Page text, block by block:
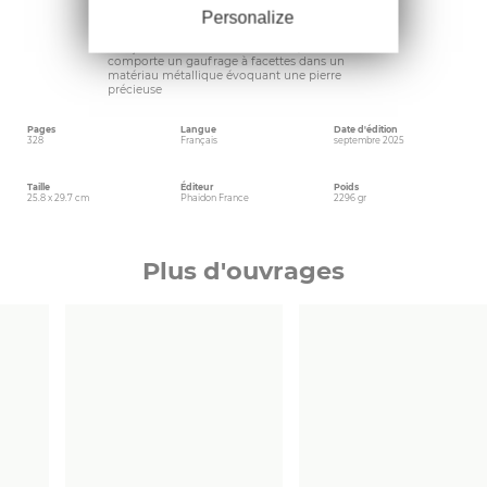
spécialistes de la bijouterie
comporte un gaufrage à facettes dans un
matériau métallique évoquant une pierre
précieuse
Pages
328
Langue
Français
Date d'édition
septembre 2025
Taille
25.8 x 29.7 cm
Éditeur
Phaidon France
Poids
2296 gr
Plus d'ouvrages
Personalize